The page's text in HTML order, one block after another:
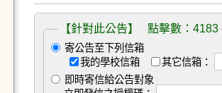
【針對此公告】 點擊數：4183
寄公告至下列信箱
我的學校信箱
其它信箱：
即時寄信給公告對象